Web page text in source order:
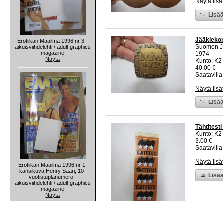
Erotiikan Maailma 1996 nr 3 -
aikuisviihdelehti / adult graphics
magazine
Näytä
Erotiikan Maailma 1996 nr 1,
kansikuva Henry Saari, 10-
vuotistuplanumero -
aikuisviihdelehti / adult graphics
magazine
Näytä
Näytä
Suomen
1974
Kunto:
40.00 €
Näytä
Tähtitesti
Kunto:
3.00 €
Näytä